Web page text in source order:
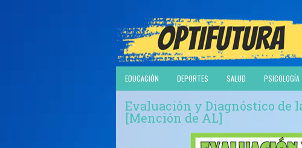
EDUCACIÓN DEPORTES SALUD PSICOLOGÍA
Evaluación y Diagnóstico de
[Mención de AL]